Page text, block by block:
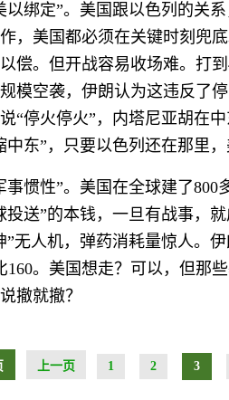
以绑定”。美国跟以色列的关
，美国都必须在关键时刻兜
偿。但开战容易收场难。打
模空袭，伊朗认为这违反了
“停火停火”，内塔尼亚胡在
东”，只要以色列还在那里
事惯性”。美国在全球建了
投送”的本钱，一旦有战事，
”无人机，弹药消耗量惊人。
160。美国想走？可以，但那
撤就撤？
上一页 1 2 3